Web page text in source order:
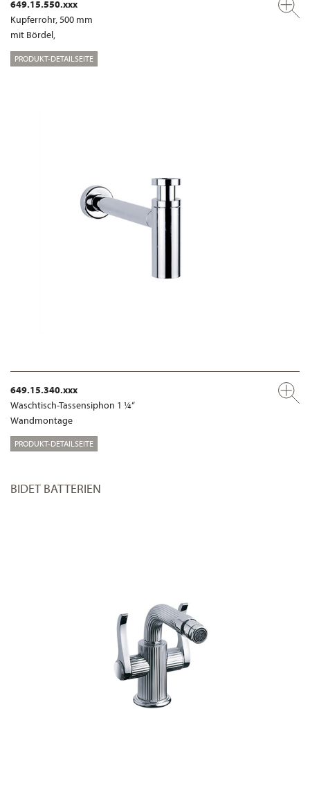
649.15.550.xxx
Kupferrohr, 500 mm
mit Bördel,
PRODUKT-DETAILSEITE
649.15.340.xxx
Waschtisch-Tassensiphon 1 ¼“
Wandmontage
PRODUKT-DETAILSEITE
BIDET BATTERIEN